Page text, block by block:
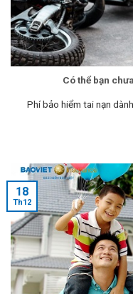
Có thể bạn
Phí bảo hiểm tai nạn
18
Th12